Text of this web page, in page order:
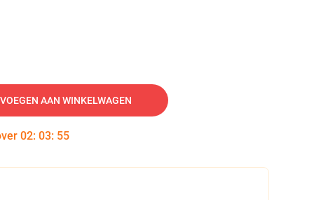
AAN WINKELWAGEN
02: 03: 54